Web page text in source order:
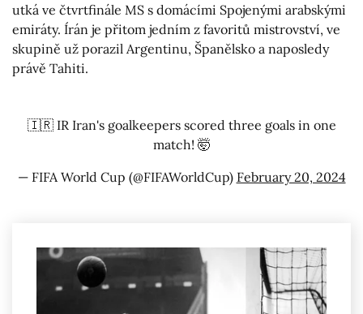
utká ve čtvrtfinále MS s domácími Spojenými arabskými
emiráty. Írán je přitom jedním z favoritů mistrovství, ve
skupině už porazil Argentinu, Španělsko a naposledy
právě Tahiti.
🇮🇷 IR Iran's goalkeepers scored three goals in one
match! 🤯
— FIFA World Cup (@FIFAWorldCup) February 20, 2024